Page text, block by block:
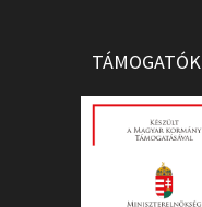
TÁMOGATÓK